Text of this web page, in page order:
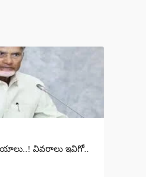
వివరాలు ఇవిగో..